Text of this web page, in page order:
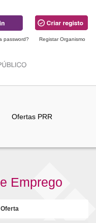
password? Registar Organismo
Ofertas PRR
Emprego